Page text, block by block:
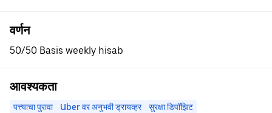
वर्णन
50/50 Basis weekly hisab
आवश्यकता
पत्त्याचा पुरावा Uber वर अनुभवी ड्रायव्हर सुरक्षा डिपॉझिट